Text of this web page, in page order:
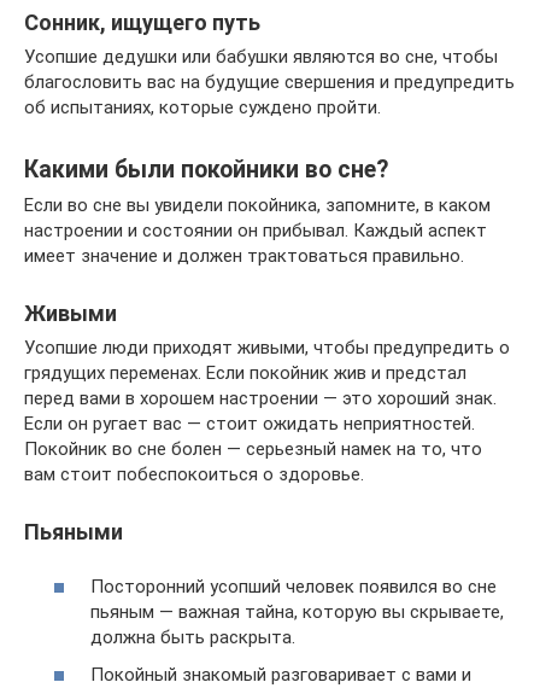
Сонник, ищущего путь
Усопшие дедушки или бабушки являются во сне, чтобы
благословить вас на будущие свершения и предупредить
об испытаниях, которые суждено пройти.
Какими были покойники во сне?
Если во сне вы увидели покойника, запомните, в каком
настроении и состоянии он прибывал. Каждый аспект
имеет значение и должен трактоваться правильно.
Живыми
Усопшие люди приходят живыми, чтобы предупредить о
грядущих переменах. Если покойник жив и предстал
перед вами в хорошем настроении — это хороший знак.
Если он ругает вас — стоит ожидать неприятностей.
Покойник во сне болен — серьезный намек на то, что
вам стоит побеспокоиться о здоровье.
Пьяными
Посторонний усопший человек появился во сне
пьяным — важная тайна, которую вы скрываете,
должна быть раскрыта.
Покойный знакомый разговаривает с вами и